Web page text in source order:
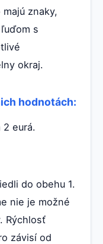
znaky,
s
okraj.
hodnotách:
2 eurá.
do obehu 1.
nie je možné
Rýchlosť
závisí od